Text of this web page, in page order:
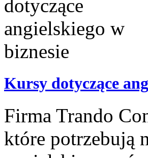
Kursy dotyczące
Firma Trando
które potrzebują